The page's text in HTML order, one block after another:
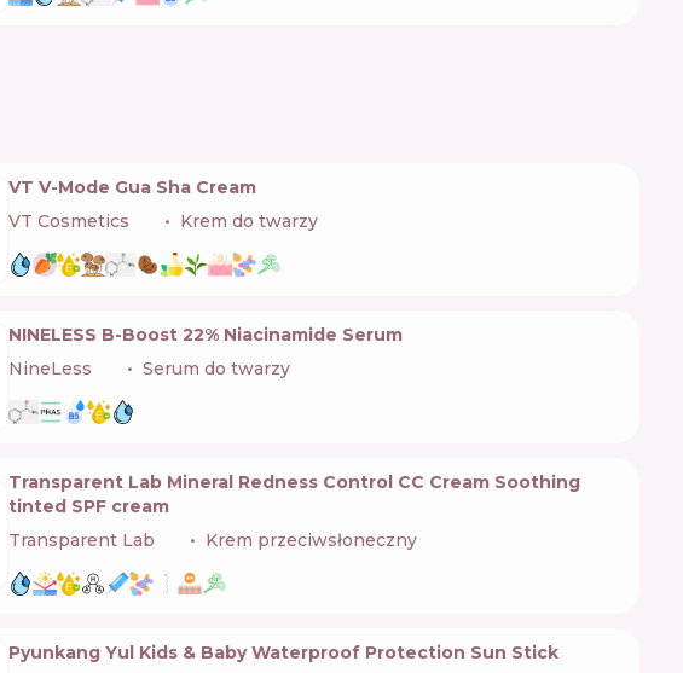
VT V-Mode Gua Sha Cream
VT Cosmetics
Krem do twarzy
NINELESS B-Boost 22% Niacinamide Serum
NineLess
Serum do twarzy
Transparent Lab Mineral Redness Control CC Cream Soothing
tinted SPF cream
Transparent Lab
Krem przeciwsłoneczny
Pyunkang Yul Kids & Baby Waterproof Protection Sun Stick